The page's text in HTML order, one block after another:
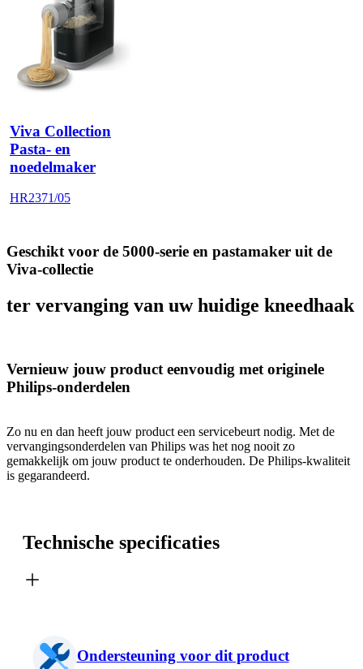
Viva Collection
Pasta- en
noedelmaker
HR2371/05
Geschikt voor de 5000-serie en pastamaker uit de
Viva-collectie
ter vervanging van uw huidige kneedhaak
Vernieuw jouw product eenvoudig met originele
Philips-onderdelen
Zo nu en dan heeft jouw product een servicebeurt nodig. Met de
vervangingsonderdelen van Philips was het nog nooit zo
gemakkelijk om jouw product te onderhouden. De Philips-kwaliteit
is gegarandeerd.
Technische specificaties
Ondersteuning voor dit product